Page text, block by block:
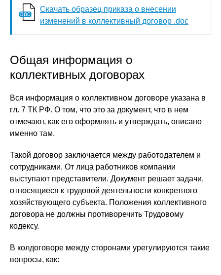
Скачать образец приказа о внесении
изменений в коллективный договор .doc
Общая информация о
коллективных договорах
Вся информация о коллективном договоре указана в
гл. 7 ТК РФ. О том, что это за документ, что в нем
отмечают, как его оформлять и утверждать, описано
именно там.
Такой договор заключается между работодателем и
сотрудниками. От лица работников компании
выступают представители. Документ решает задачи,
относящиеся к трудовой деятельности конкретного
хозяйствующего субъекта. Положения коллективного
договора не должны противоречить Трудовому
кодексу.
В колдоговоре между сторонами урегулируются такие
вопросы, как: